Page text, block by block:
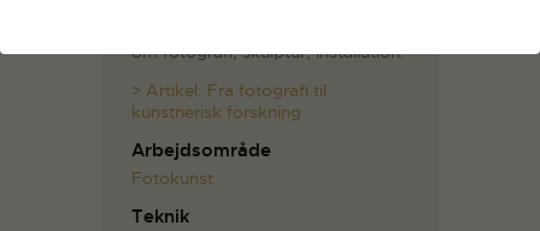
om fotografi, skulptur, installation.
> Artikel: Fra fotografi til
kunstnerisk forskning
Arbejdsområde
Fotokunst
Teknik